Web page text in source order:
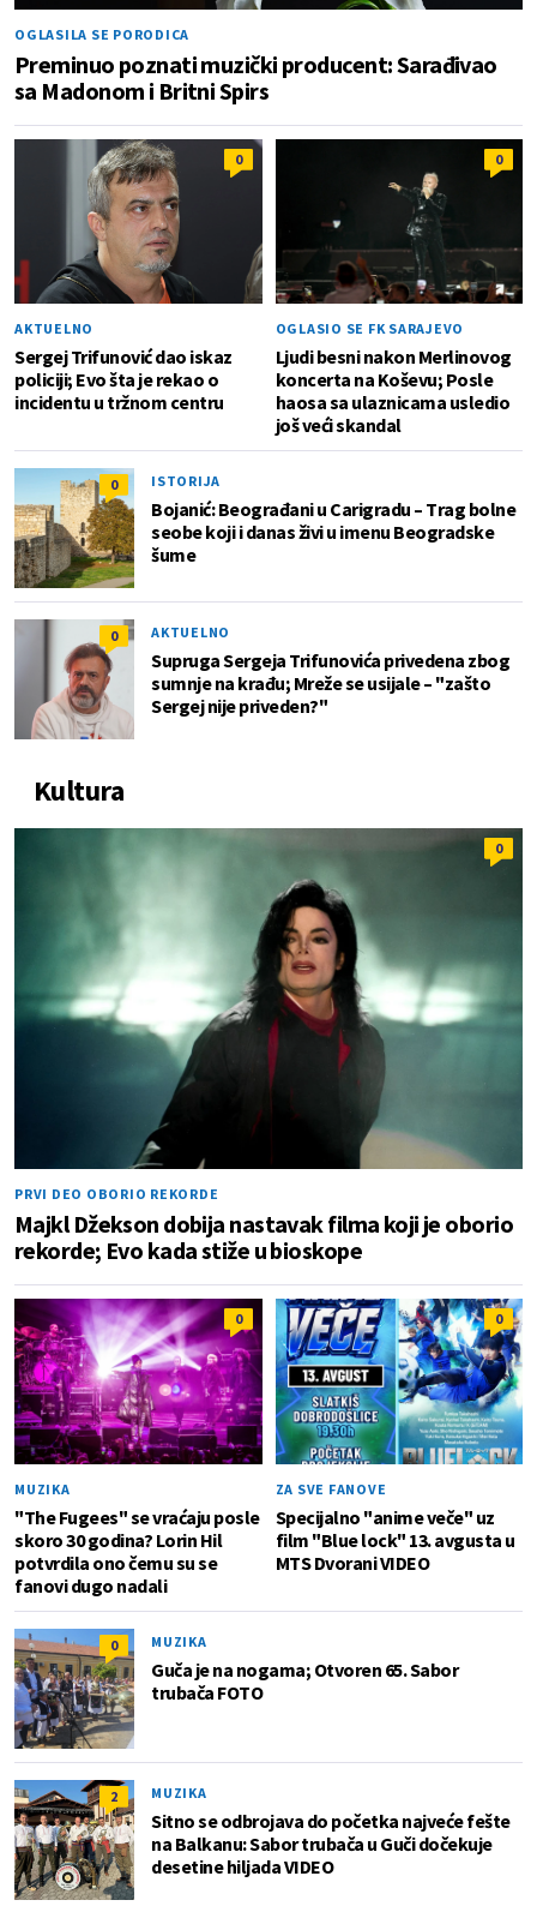
OGLASILA SE PORODICA
Preminuo poznati muzički producent: Sarađivao
sa Madonom i Britni Spirs
0
AKTUELNO
Sergej Trifunović dao iskaz
policiji; Evo šta je rekao o
incidentu u tržnom centru
0
OGLASIO SE FK SARAJEVO
Ljudi besni nakon Merlinovog
koncerta na Koševu; Posle
haosa sa ulaznicama usledio
još veći skandal
0 ISTORIJA
Bojanić: Beograđani u Carigradu – Тrag bolne
seobe koji i danas živi u imenu Beogradske
šume
0 AKTUELNO
Supruga Sergeja Trifunovića privedena zbog
sumnje na krađu; Mreže se usijale – "zašto
Sergej nije priveden?"
Kultura
0
PRVI DEO OBORIO REKORDE
Majkl Džekson dobija nastavak filma koji je oborio
rekorde; Evo kada stiže u bioskope
0
MUZIKA
"The Fugees" se vraćaju posle
skoro 30 godina? Lorin Hil
potvrdila ono čemu su se
fanovi dugo nadali
0
ZA SVE FANOVE
Specijalno "anime veče" uz
film "Blue lock" 13. avgusta u
MTS Dvorani VIDEO
0 MUZIKA
Guča je na nogama; Otvoren 65. Sabor
trubača FOTO
2 MUZIKA
Sitno se odbrojava do početka najveće fešte
na Balkanu: Sabor trubača u Guči dočekuje
desetine hiljada VIDEO